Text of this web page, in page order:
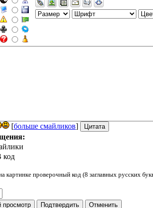
[больше смайликов]
код
картинке проверочный код (8 заглавных русских